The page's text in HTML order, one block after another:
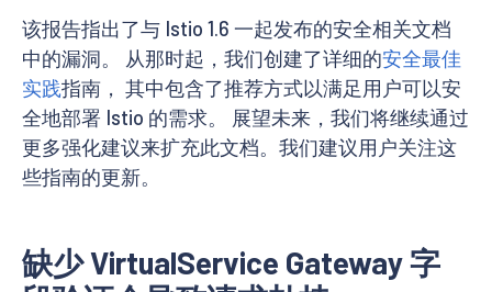
该报告指出了与 Istio 1.6 一起发布的安全相关文档
中的漏洞。 从那时起，我们创建了详细的安全最佳
实践指南， 其中包含了推荐方式以满足用户可以安
全地部署 Istio 的需求。 展望未来，我们将继续通过
更多强化建议来扩充此文档。我们建议用户关注这
些指南的更新。
缺少 VirtualService Gateway 字